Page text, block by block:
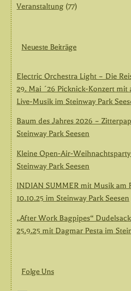
Veranstaltung (77)
Neueste Beiträge
Electric Orchestra Light – Die
29. Mai ´26 Picknick-Konzert
Live-Musik im Steinway Park
Baum des Jahres 2026 –
Steinway Park Seesen
Kleine Open-Air-Weihnachtsparty
Steinway Park Seesen
INDIAN SUMMER mit Musik am
10.10.25 im Steinway Park Seesen
„After Work Bagpipes“
25.9.25 mit Dagmar Pesta im
Folge Uns